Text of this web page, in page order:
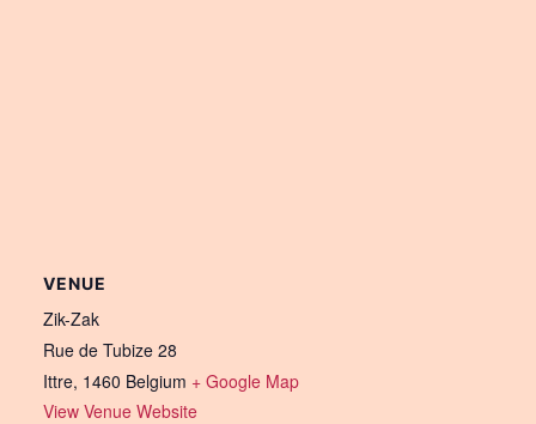
VENUE
Zik-Zak
Rue de Tubize 28
Ittre, 1460 Belgium + Google Map
View Venue Website